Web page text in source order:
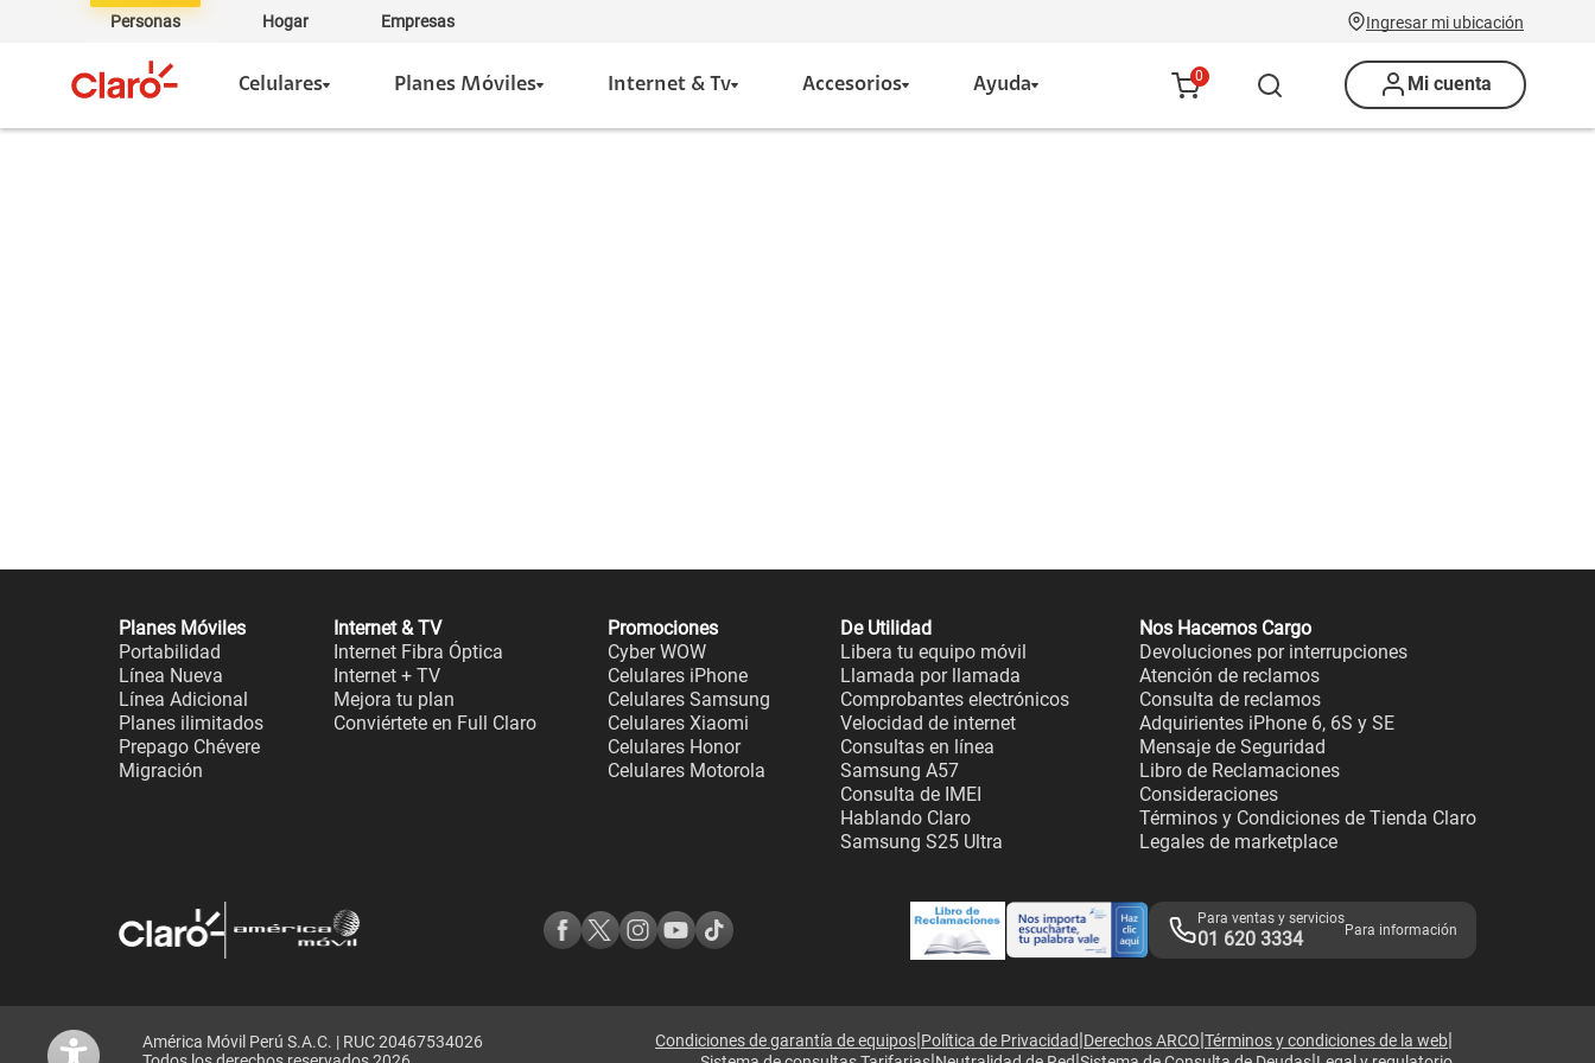
Personas Hogar Empresas Ingresar mi ubicación
Celulares Planes Móviles Internet & Tv Accesorios Ayuda 0 Mi cuenta
Planes Móviles
Portabilidad
Línea Nueva
Línea Adicional
Planes ilimitados
Prepago Chévere
Migración
Internet & TV
Internet Fibra Óptica
Internet + TV
Mejora tu plan
Conviértete en Full Claro
Promociones
Cyber WOW
Celulares iPhone
Celulares Samsung
Celulares Xiaomi
Celulares Honor
Celulares Motorola
De Utilidad
Libera tu equipo móvil
Llamada por llamada
Comprobantes electrónicos
Velocidad de internet
Consultas en línea
Samsung A57
Consulta de IMEI
Hablando Claro
Samsung S25 Ultra
Nos Hacemos Cargo
Devoluciones por interrupciones
Atención de reclamos
Consulta de reclamos
Adquirientes iPhone 6, 6S y SE
Mensaje de Seguridad
Libro de Reclamaciones
Consideraciones
Términos y Condiciones de Tienda Claro
Legales de marketplace
Para ventas y servicios
01 620 3334 Para información
América Móvil Perú S.A.C. | RUC 20467534026
Condiciones de garantía de equipos|Política de Privacidad|Derechos ARCO|Términos y condiciones de la web|